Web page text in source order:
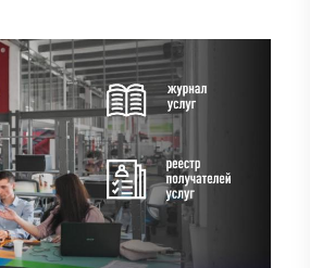
проект